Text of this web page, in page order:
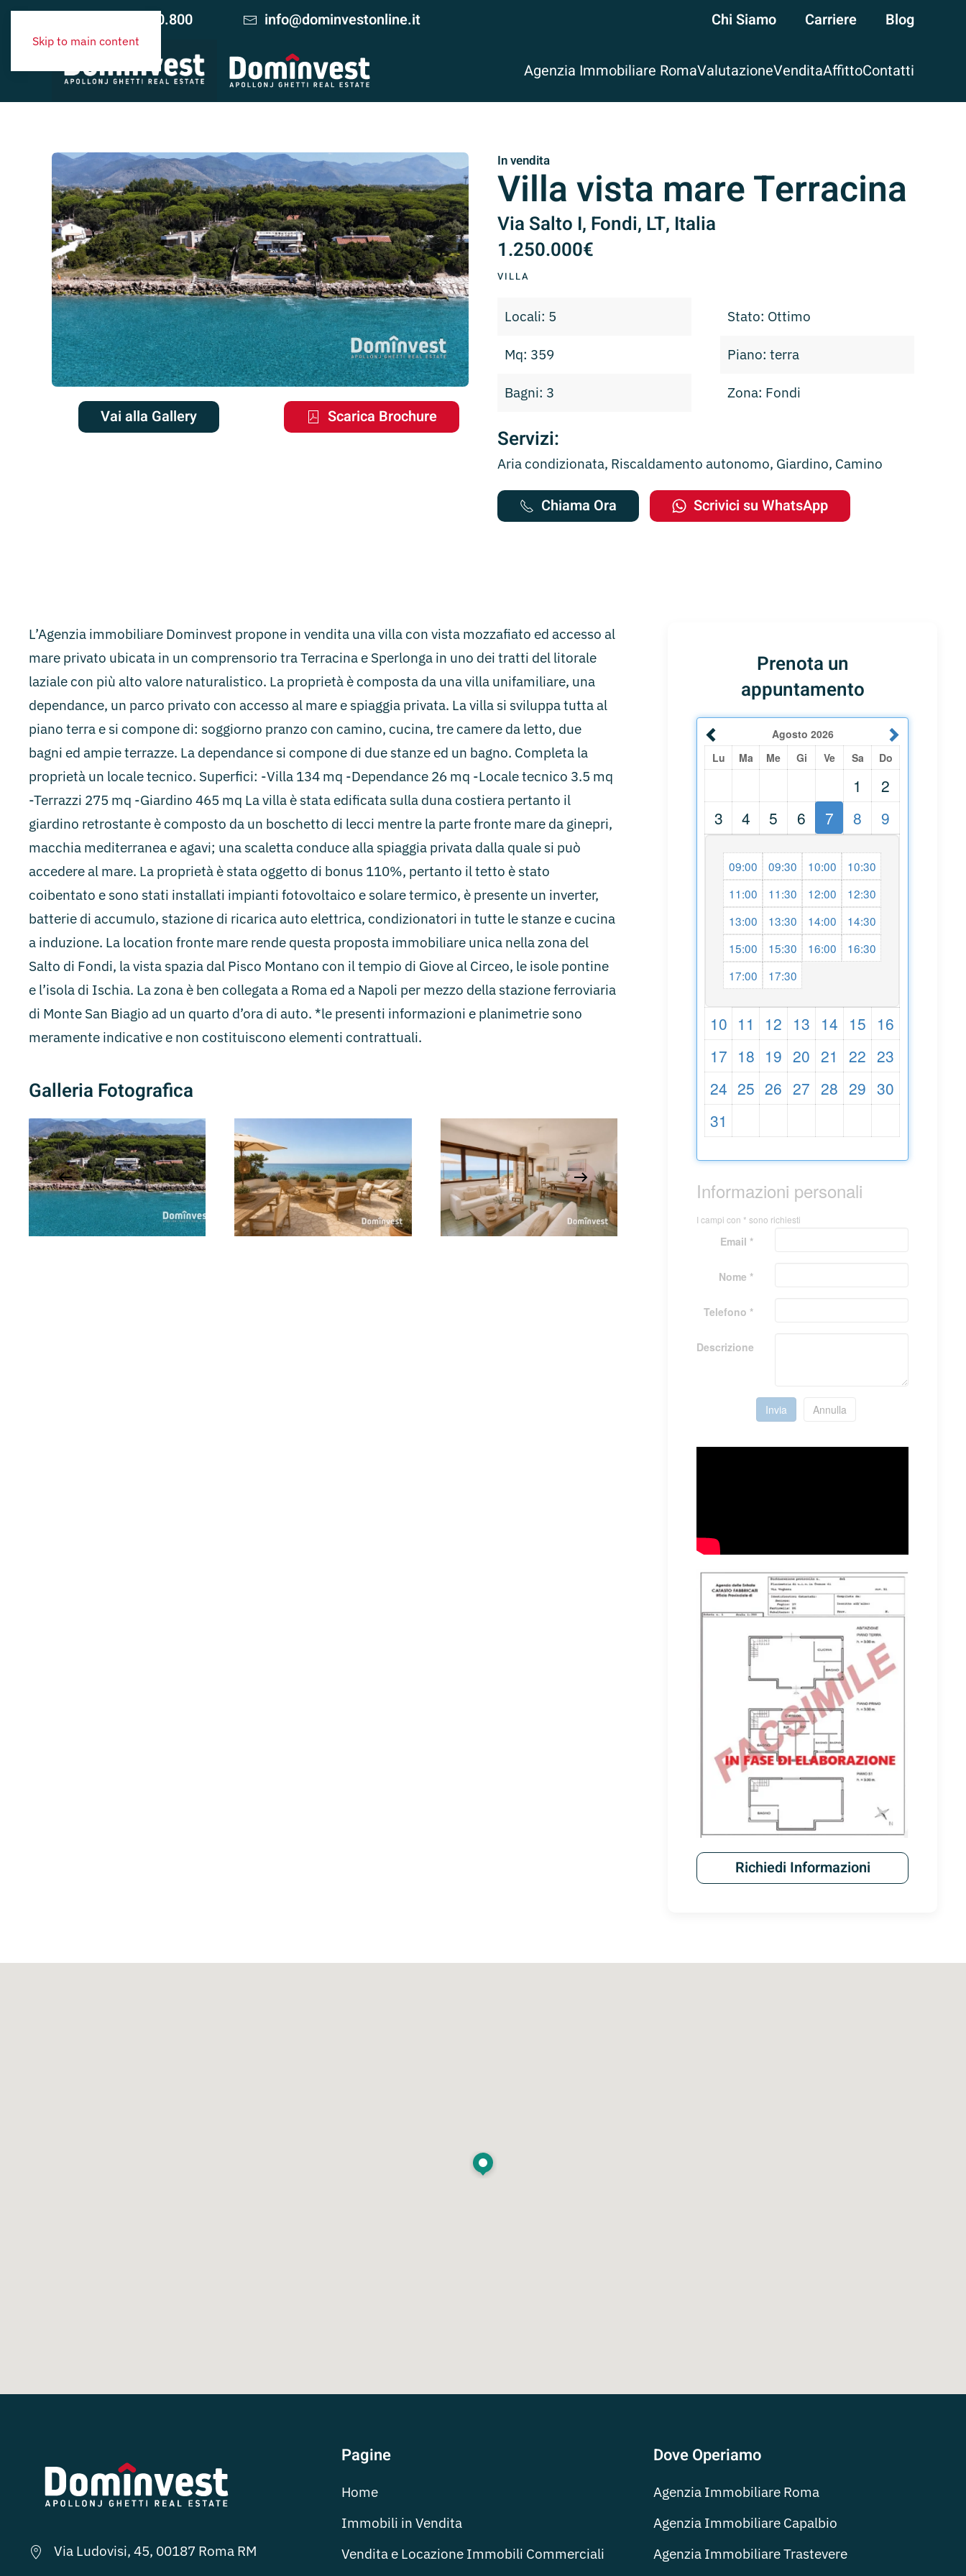
Skip to main content
+39 06.420.10.800 info@dominvestonline.it Chi Siamo Carriere Blog
Agenzia Immobiliare RomaValutazioneVenditaAffittoContatti
Vai alla Gallery Scarica Brochure
In vendita
Villa vista mare Terracina
Via Salto I, Fondi, LT, Italia
1.250.000€
VILLA
Locali: 5
Mq: 359
Bagni: 3
Stato: Ottimo
Piano: terra
Zona: Fondi
Servizi:
Aria condizionata, Riscaldamento autonomo, Giardino, Camino
Chiama Ora Scrivici su WhatsApp
L’Agenzia immobiliare Dominvest propone in vendita una villa con vista mozzafiato ed accesso al
mare privato ubicata in un comprensorio tra Terracina e Sperlonga in uno dei tratti del litorale
laziale con più alto valore naturalistico. La proprietà è composta da una villa unifamiliare, una
dependance, un parco privato con accesso al mare e spiaggia privata. La villa si sviluppa tutta al
piano terra e si compone di: soggiorno pranzo con camino, cucina, tre camere da letto, due
bagni ed ampie terrazze. La dependance si compone di due stanze ed un bagno. Completa la
proprietà un locale tecnico. Superfici: -Villa 134 mq -Dependance 26 mq -Locale tecnico 3.5 mq
-Terrazzi 275 mq -Giardino 465 mq La villa è stata edificata sulla duna costiera pertanto il
giardino retrostante è composto da un boschetto di lecci mentre la parte fronte mare da ginepri,
macchia mediterranea e agavi; una scaletta conduce alla spiaggia privata dalla quale si può
accedere al mare. La proprietà è stata oggetto di bonus 110%, pertanto il tetto è stato
coibentato e sono stati installati impianti fotovoltaico e solare termico, è presente un inverter,
batterie di accumulo, stazione di ricarica auto elettrica, condizionatori in tutte le stanze e cucina
a induzione. La location fronte mare rende questa proposta immobiliare unica nella zona del
Salto di Fondi, la vista spazia dal Pisco Montano con il tempio di Giove al Circeo, le isole pontine
e l’isola di Ischia. La zona è ben collegata a Roma ed a Napoli per mezzo della stazione ferroviaria
di Monte San Biagio ad un quarto d’ora di auto. *le presenti informazioni e planimetrie sono
meramente indicative e non costituiscono elementi contrattuali.
Galleria Fotografica
Prenota un
appuntamento
Agosto 2026
Lu
Ma Me Gi Ve Sa Do
1
2
3
4 5 6 7 8 9
09:00 09:30 10:00
10:30
11:00
11:30 12:00
12:30
13:00
13:30 14:00
14:30
15:00
15:30 16:00
16:30
17:00
17:30
10 11 12 13 14 15 16
17 18 19 20 21 22 23
24 25 26 27 28 29 30
31
Informazioni personali
I campi con * sono richiesti
Email *
Nome *
Telefono *
Descrizione
Invia Annulla
Mostra
Richiedi Informazioni
Via Ludovisi, 45, 00187 Roma RM
Pagine
Home
Immobili in Vendita
Vendita e Locazione Immobili Commerciali
Dove Operiamo
Agenzia Immobiliare Roma
Agenzia Immobiliare Capalbio
Agenzia Immobiliare Trastevere